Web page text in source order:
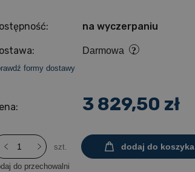
na wyczerpaniu
Darmowa
formy dostawy
3 829,50 zł
szt. dodaj do koszyka
do przechowalni